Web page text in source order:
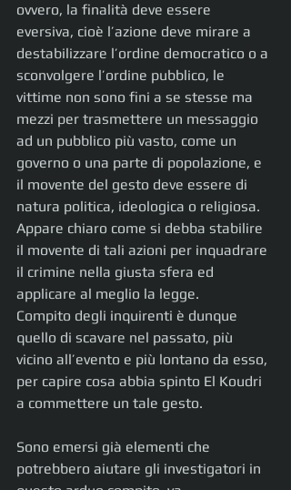
ovvero, la finalità deve essere
eversiva, cioè l’azione deve mirare a
destabilizzare l’ordine democratico o a
sconvolgere l’ordine pubblico, le
vittime non sono fini a se stesse ma
mezzi per trasmettere un messaggio
ad un pubblico più vasto, come un
governo o una parte di popolazione, e
il movente del gesto deve essere di
natura politica, ideologica o religiosa.
Appare chiaro come si debba stabilire
il movente di tali azioni per inquadrare
il crimine nella giusta sfera ed
applicare al meglio la legge.
Compito degli inquirenti è dunque
quello di scavare nel passato, più
vicino all’evento e più lontano da esso,
per capire cosa abbia spinto El Koudri
a commettere un tale gesto.
Sono emersi già elementi che
potrebbero aiutare gli investigatori in